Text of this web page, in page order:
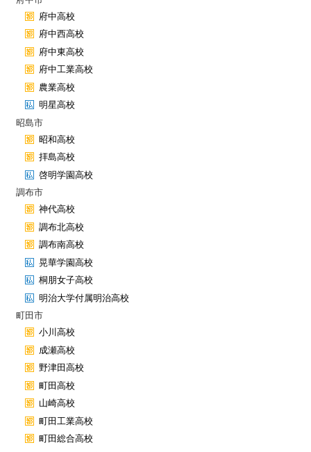
府中高校
府中西高校
府中東高校
府中工業高校
農業高校
明星高校
昭島市
昭和高校
拝島高校
啓明学園高校
調布市
神代高校
調布北高校
調布南高校
晃華学園高校
桐朋女子高校
明治大学付属明治高校
町田市
小川高校
成瀬高校
野津田高校
町田高校
山崎高校
町田工業高校
町田総合高校